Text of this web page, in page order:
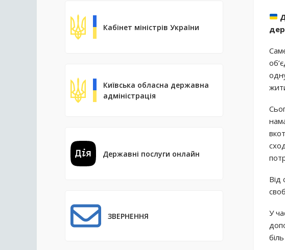
Від
У
Кабінет міністрів України
Київська обласна державна
адміністрація
Державні послуги онлайн
ЗВЕРНЕННЯ